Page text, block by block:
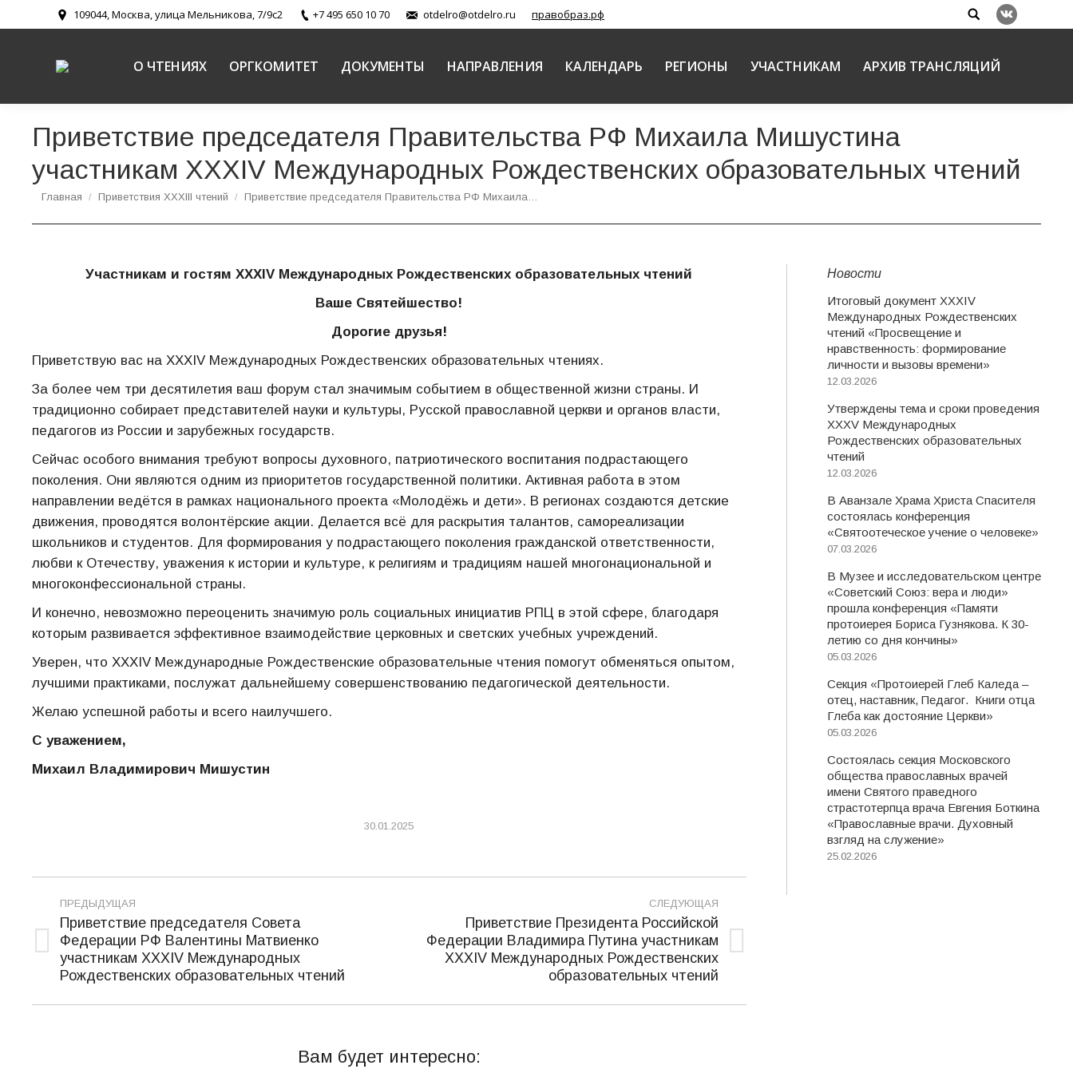
109044, Москва, улица Мельникова, 7/9с2 +7 495 650 10 70 otdelro@otdelro.ru правобраз.рф Search:
Вконтакте
О ЧТЕНИЯХ ОРГКОМИТЕТ ДОКУМЕНТЫ НАПРАВЛЕНИЯ КАЛЕНДАРЬ РЕГИОНЫ УЧАСТНИКАМ АРХИВ ТРАНСЛЯЦИЙ
Приветствие председателя Правительства РФ Михаила Мишустина
участникам XXXIV Международных Рождественских образовательных чтений
Вы здесь:
Главная Приветствия XXXIII чтений Приветствие председателя Правительства РФ Михаила…
Участникам и гостям XXXIV Международных Рождественских образовательных чтений
Ваше Святейшество!
Дорогие друзья!
Приветствую вас на XXXIV Международных Рождественских образовательных чтениях.
За более чем три десятилетия ваш форум стал значимым событием в общественной жизни страны. И
традиционно собирает представителей науки и культуры, Русской православной церкви и органов власти,
педагогов из России и зарубежных государств.
Сейчас особого внимания требуют вопросы духовного, патриотического воспитания подрастающего
поколения. Они являются одним из приоритетов государственной политики. Активная работа в этом
направлении ведётся в рамках национального проекта «Молодёжь и дети». В регионах создаются детские
движения, проводятся волонтёрские акции. Делается всё для раскрытия талантов, самореализации
школьников и студентов. Для формирования у подрастающего поколения гражданской ответственности,
любви к Отечеству, уважения к истории и культуре, к религиям и традициям нашей многонациональной и
многоконфессиональной страны.
И конечно, невозможно переоценить значимую роль социальных инициатив РПЦ в этой сфере, благодаря
которым развивается эффективное взаимодействие церковных и светских учебных учреждений.
Уверен, что XXXIV Международные Рождественские образовательные чтения помогут обменяться опытом,
лучшими практиками, послужат дальнейшему совершенствованию педагогической деятельности.
Желаю успешной работы и всего наилучшего.
С уважением,
Михаил Владимирович Мишустин
30.01.2025
Навигация
по
записям
ПРЕДЫДУЩАЯ
Предыдущая
запись:
Приветствие председателя Совета
Федерации РФ Валентины Матвиенко
участникам XXXIV Международных
Рождественских образовательных чтений
СЛЕДУЮЩАЯ
Следующая
Приветствие Президента Российской
Федерации Владимира Путина участникам
XXXIV Международных Рождественских
образовательных чтений
Вам будет интересно:
Новости
Итоговый документ XXХIV
Международных Рождественских
чтений «Просвещение и
нравственность: формирование
личности и вызовы времени»
12.03.2026
Утверждены тема и сроки проведения
XXXV Международных
Рождественских образовательных
чтений
12.03.2026
В Аванзале Храма Христа Спасителя
состоялась конференция
«Святоотеческое учение о человеке»
07.03.2026
В Музее и исследовательском центре
«Советский Союз: вера и люди»
прошла конференция «Памяти
протоиерея Бориса Гузнякова. К 30-
летию со дня кончины»
05.03.2026
Секция «Протоиерей Глеб Каледа –
отец, наставник, Педагог. Книги отца
Глеба как достояние Церкви»
05.03.2026
Состоялась секция Московского
общества православных врачей
имени Святого праведного
страстотерпца врача Евгения Боткина
«Православные врачи. Духовный
взгляд на служение»
25.02.2026